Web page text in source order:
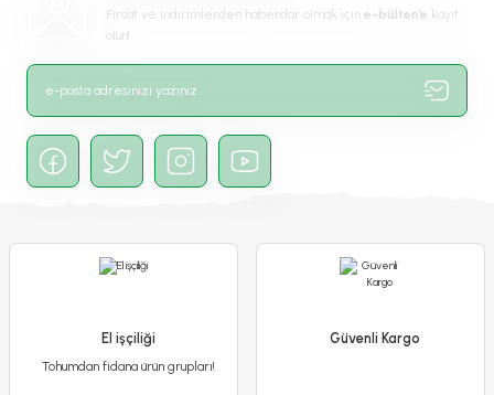
Fırsat ve indirimlerden haberdar olmak için e-bülten’e kayıt
olun!
El işçiliği
Tohumdan fidana ürün grupları!
Güvenli Kargo